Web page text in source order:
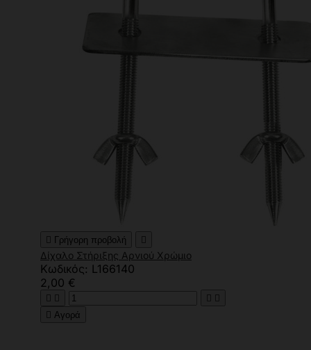
 Γρήγορη προβολή 
Δίχαλο Στήριξης Αρνιού Χρώμιο
Κωδικός: L166140
2,00 €
   
 Αγορά